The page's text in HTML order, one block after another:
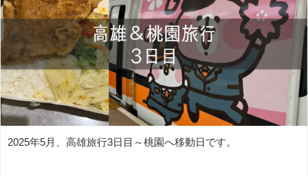
2025年5月、高雄旅行3日目～桃園へ移動日です。